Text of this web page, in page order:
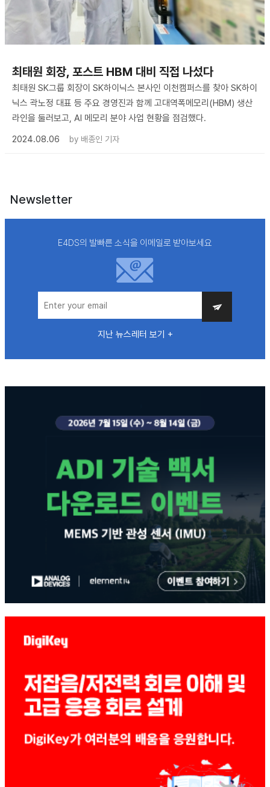
최태원 회장, 포스트 HBM 대비 직접 나섰다
최태원 SK그룹 회장이 SK하이닉스 본사인 이천캠퍼스를 찾아 SK하이
닉스 곽노정 대표 등 주요 경영진과 함께 고대역폭메모리(HBM) 생산
라인을 둘러보고, AI 메모리 분야 사업 현황을 점검했다.
2024.08.06
by 배종인 기자
Newsletter
E4DS의 발빠른 소식을 이메일로 받아보세요
지난 뉴스레터 보기 +